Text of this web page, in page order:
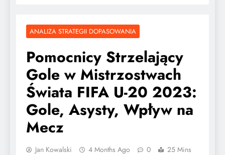
ANALIZA STRATEGII DOPASOWANIA
Pomocnicy Strzelający
Gole w Mistrzostwach
Świata FIFA U-20 2023:
Gole, Asysty, Wpływ na
Mecz
Jan Kowalski 4 Months Ago 0 25 Mins